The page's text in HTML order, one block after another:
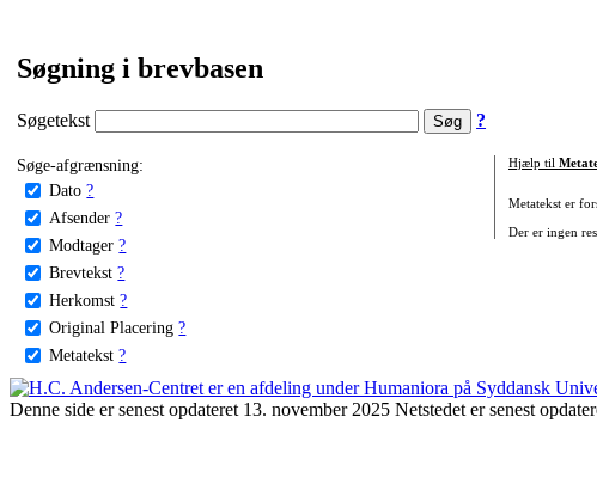
Søgning i brevbasen
Søgetekst ?
Søge-afgrænsning:
Dato ?
Afsender ?
Modtager ?
Brevtekst ?
Herkomst ?
Original Placering ?
Metatekst ?
Hjælp til
Metatekst er
Der er ingen
Denne side er senest opdateret 13. november 2025 Netstedet er senest